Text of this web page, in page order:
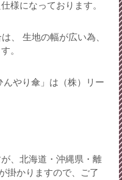
様になっております。
、 生地の幅が広い為、
。
やり傘」は（株）リー
、北海道・沖縄県・離
掛かりますので、ご了